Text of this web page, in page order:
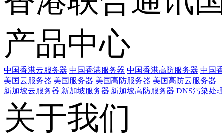
产品中心
中国香港云服务器 中国香港服务器 中国香港高防服务器 中国
美国云服务器 美国服务器 美国高防服务器 美国高防云服务器
新加坡云服务器 新加坡服务器 新加坡高防服务器 DNS污染处
关于我们